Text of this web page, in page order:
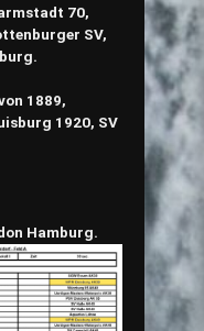
70,
SV,
1889,
1920, SV
Hamburg.